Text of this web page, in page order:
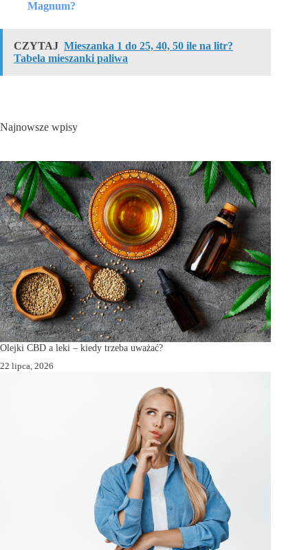
Magnum?
CZYTAJ Mieszanka 1 do 25, 40, 50 ile na litr?
Tabela mieszanki paliwa
Najnowsze wpisy
Olejki CBD a leki – kiedy trzeba uważać?
22 lipca, 2026